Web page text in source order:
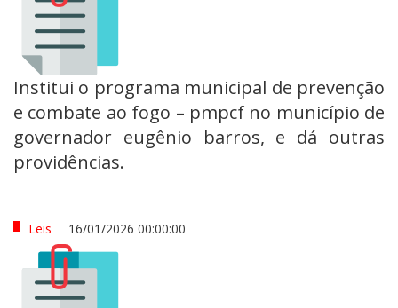
Institui o programa municipal de prevenção
e combate ao fogo – pmpcf no município de
governador eugênio barros, e dá outras
providências.
Leis 16/01/2026 00:00:00